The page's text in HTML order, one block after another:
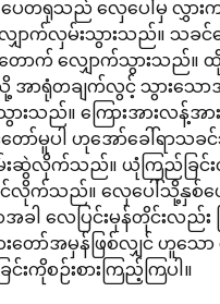
တရုသည် လှေပေါ်မှ လွှား
ျှောက်လှမ်းသွားသည်။ သခ
ာက် လျှောက်သွားသည်။
ာရုံတချက်လွင့် သွားသေ
ားသည်။ ကြေားအားလန့်အာ
ာ်မူပါ ဟုအော်ခေါ်ရာသ
ဆွဲလိုက်သည်။ ယုံကြည်ခြင်း
လိုက်သည်။ လှေပေါ်သို့နှစ်ယ
ခါ လေပြင်းမုန်တိုင်းလည်
တော်အမှန်ဖြစ်လျှင် ဟူသေ
းကိုစဉ်းစားကြည့်ကြပါ။